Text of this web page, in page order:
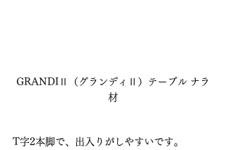
GRANDIⅡ（グランディⅡ）テーブル ナラ
材
T字2本脚で、出入りがしやすいです。